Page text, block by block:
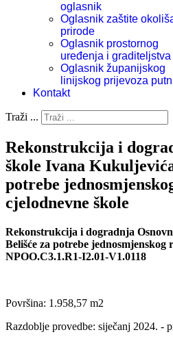
oglasnik
Oglasnik zaštite
prirode
Oglasnik prostornog
uređenja i graditeljstva
Oglasnik županijskog
linijskog prijevoza
Kontakt
Traži ...
Rekonstrukcija i
škole Ivana
potrebe
cjelodnevne škole
Rekonstrukcija i dogradnja
Belišće za potrebe jednosmjenskog
NPOO.C3.1.R1-I2.01-V1.0118
Površina: 1.958,57 m2
Razdoblje provedbe: siječanj 2024. -